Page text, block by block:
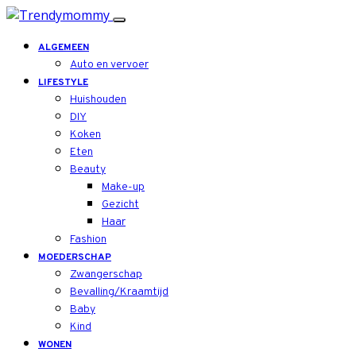
ALGEMEEN
Auto en vervoer
LIFESTYLE
Huishouden
DIY
Koken
Eten
Beauty
Make-up
Gezicht
Haar
Fashion
MOEDERSCHAP
Zwangerschap
Bevalling/Kraamtijd
Baby
Kind
WONEN